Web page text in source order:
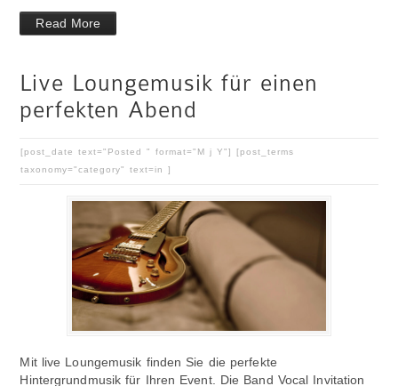
Read More
Live Loungemusik für einen
perfekten Abend
[post_date text="Posted " format="M j Y"] [post_terms
taxonomy="category" text=in ]
Mit live Loungemusik finden Sie die perfekte
Hintergrundmusik für Ihren Event. Die Band Vocal Invitation